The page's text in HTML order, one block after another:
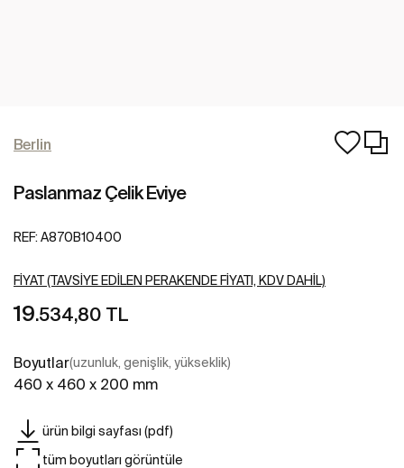
Berlin
Paslanmaz Çelik Eviye
REF: A870B10400
FIYAT (TAVSIYE EDILEN PERAKENDE FIYATI, KDV DAHIL)
19.534,80 TL
Boyutlar(uzunluk, genişlik, yükseklik)
460 x 460 x 200 mm
ürün bilgi sayfası (pdf)
tüm boyutları görüntüle